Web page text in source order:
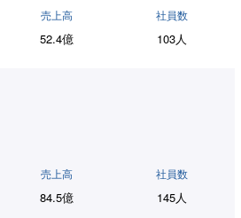
売上高
52.4億
社員数
103人
売上高
84.5億
社員数
145人